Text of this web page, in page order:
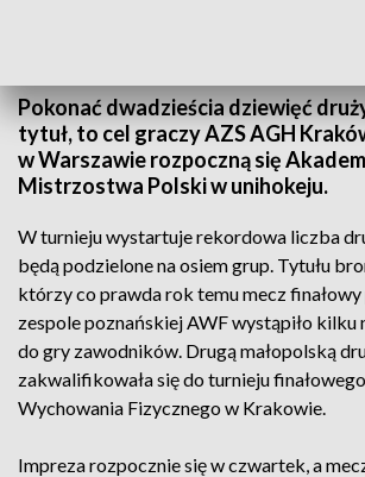
Pokonać dwadzieścia dziewięć
tytuł, to cel graczy AZS AGH
w Warszawie rozpoczną się
Mistrzostwa Polski w unihokeju.
W turnieju wystartuje rekordowa liczba
będą podzielone na osiem grup. Tytułu
którzy co prawda rok temu mecz
zespole poznańskiej AWF wystąpiło kilku
do gry zawodników. Drugą małopolską
zakwalifikowała się do turnieju
Wychowania Fizycznego w Krakowie.
Impreza rozpocznie się w czwartek, a